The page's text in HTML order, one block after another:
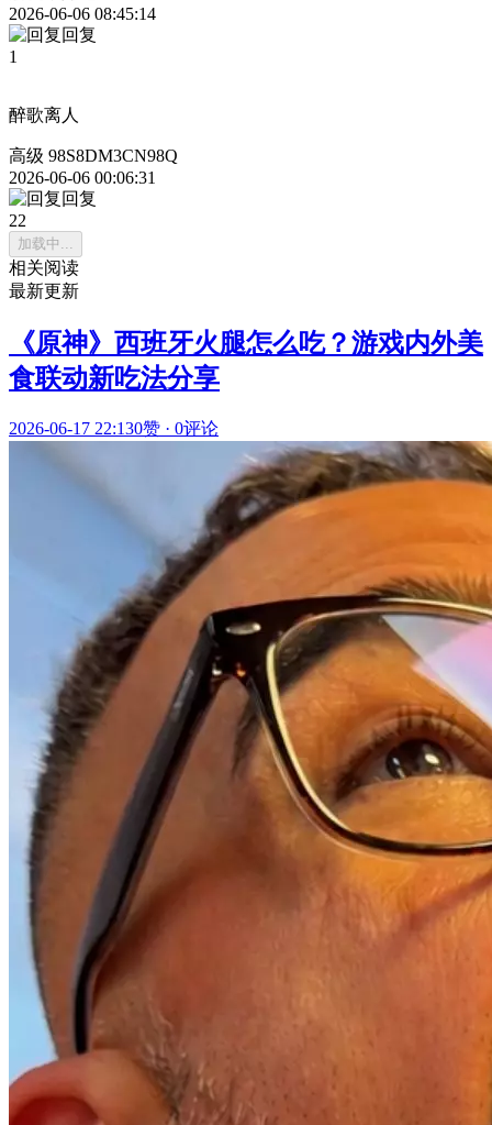
2026-06-06 08:45:14
回复
1
醉歌离人
高级 98S8DM3CN98Q
2026-06-06 00:06:31
回复
22
加载中...
相关阅读
最新更新
《原神》西班牙火腿怎么吃？游戏内外美
食联动新吃法分享
2026-06-17 22:130赞 · 0评论